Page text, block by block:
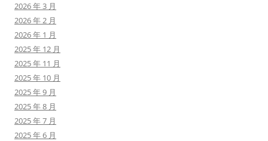
2026 年 3 月
2026 年 2 月
2026 年 1 月
2025 年 12 月
2025 年 11 月
2025 年 10 月
2025 年 9 月
2025 年 8 月
2025 年 7 月
2025 年 6 月